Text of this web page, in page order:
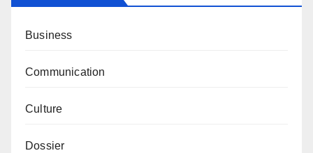
Business
Communication
Culture
Dossier